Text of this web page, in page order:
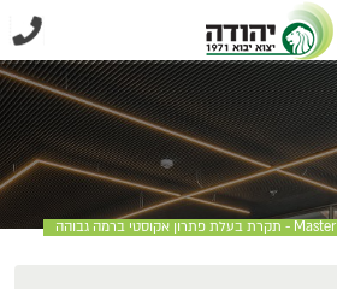
Master - תקרת בעלת פתרון אקוסטי ברמה גבוהה